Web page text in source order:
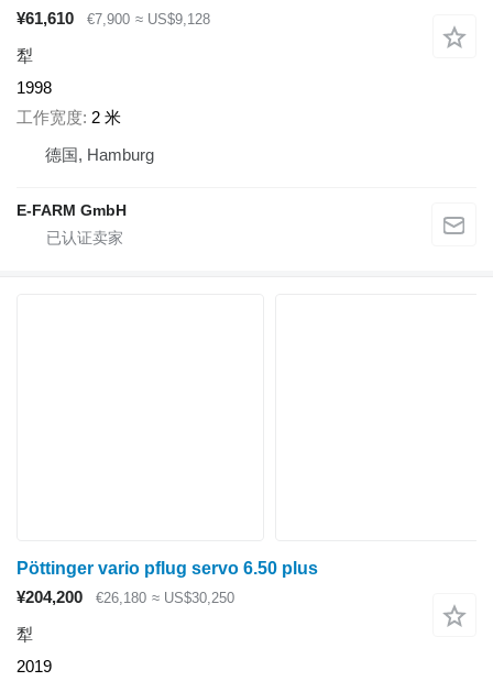
¥61,610
€7,900 ≈ US$9,128
犁
1998
工作宽度 2 米
德国, Hamburg
E-FARM GmbH
Pöttinger vario pflug servo 6.50 plus
¥204,200
€26,180 ≈ US$30,250
犁
2019